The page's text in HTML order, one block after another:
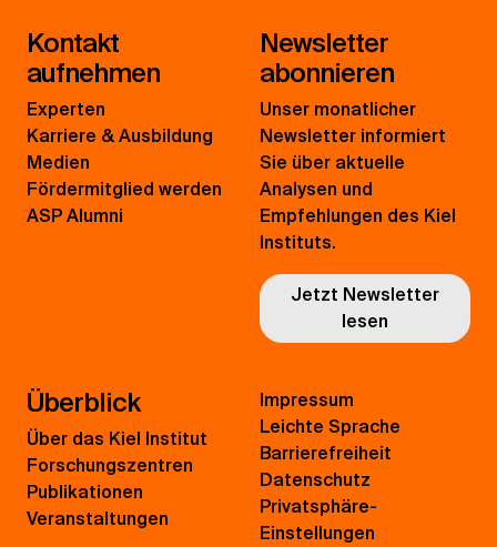
Kontakt
aufnehmen
Experten
Karriere & Ausbildung
Medien
Fördermitglied werden
ASP Alumni
Newsletter
abonnieren
Unser monatlicher
Newsletter informiert
Sie über aktuelle
Analysen und
Empfehlungen des Kiel
Instituts.
Jetzt Newsletter
lesen
Überblick
Über das Kiel Institut
Forschungszentren
Publikationen
Veranstaltungen
Impressum
Leichte Sprache
Barrierefreiheit
Datenschutz
Privatsphäre-
Einstellungen